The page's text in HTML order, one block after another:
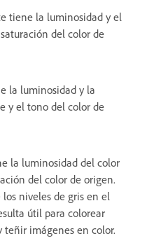
tiene la luminosidad y el
del color de
la luminosidad y la
y el tono del color de
la luminosidad del color
del color de origen.
niveles de gris en el
útil para colorear
teñir imágenes en color.